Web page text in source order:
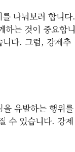
나눠보려 합니다.
하는 것이 중요합니
니다. 그럼, 강제추
유발하는 행위를
수 있습니다. 강제